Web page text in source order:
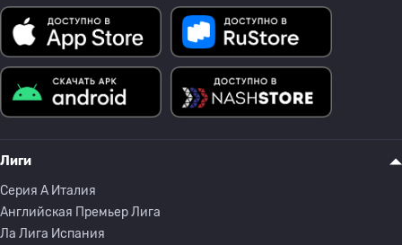
Лиги
Серия A Италия
Английская Премьер Лига
Ла Лига Испания